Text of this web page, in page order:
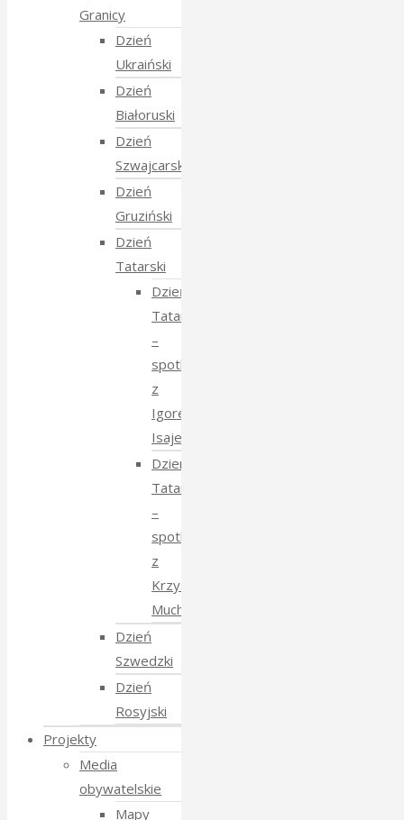
Granicy
Dzień
Ukraiński
Dzień
Białoruski
Dzień
Szwajcarski
Dzień
Gruziński
Dzień
Tatarski
Dzień
Tatarski
–
spotkanie
z
Igorem
Isajewem
Dzien
Tatarski
–
spotkanie
z
Krzysztofem
Mucharskim
Dzień
Szwedzki
Dzień
Rosyjski
Projekty
Media
obywatelskie
Mapy